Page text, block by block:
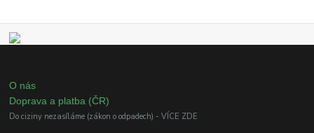
O nás
Doprava a platba (ČR)
Do ciziny nezasíláme (zákon o odpadech) - VÍCE ZDE